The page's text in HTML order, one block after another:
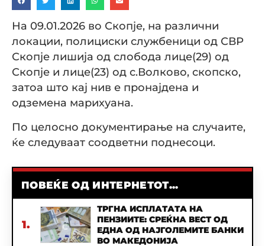
На 09.01.2026 во Скопје, на различни
локации, полициски службеници од СВР
Скопје лишија од слобода лице(29) од
Скопје и лице(23) од с.Волково, скопско,
затоа што кај нив е пронајдена и
одземена марихуана.
По целосно документирање на случаите,
ќе следуваат соодветни поднесоци.
ПОВЕЌЕ ОД ИНТЕРНЕТОТ...
1.
ТРГНА ИСПЛАТАТА НА
ПЕНЗИИТЕ: СРЕЌНА ВЕСТ ОД
ЕДНА ОД НАЈГОЛЕМИТЕ БАНКИ
ВО МАКЕДОНИЈА